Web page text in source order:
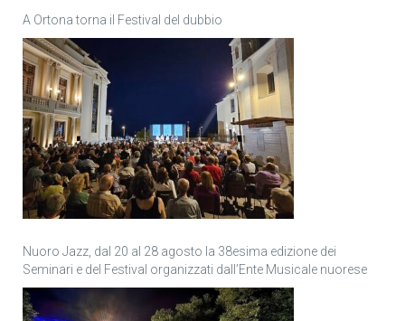
A Ortona torna il Festival del dubbio
Nuoro Jazz, dal 20 al 28 agosto la 38esima edizione dei
Seminari e del Festival organizzati dall’Ente Musicale nuorese